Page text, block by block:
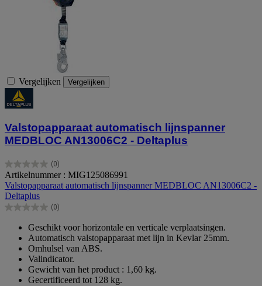
Vergelijken Vergelijken
Valstopapparaat automatisch lijnspanner
MEDBLOC AN13006C2 - Deltaplus
(0)
0.0
van
de
5
sterren.
Artikelnummer : MIG125086991
Valstopapparaat automatisch lijnspanner MEDBLOC AN13006C2 -
Deltaplus
(0)
0.0
sterren.
Geschikt voor horizontale en verticale verplaatsingen.
Automatisch valstopapparaat met lijn in Kevlar 25mm.
Omhulsel van ABS.
Valindicator.
Gewicht van het product : 1,60 kg.
Gecertificeerd tot 128 kg.